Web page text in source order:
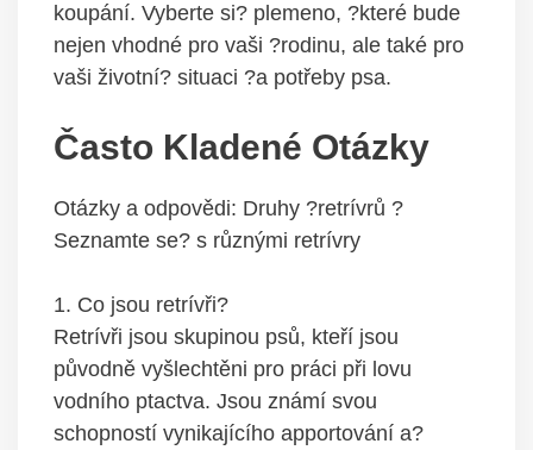
koupání. Vyberte si? plemeno, ?které bude
nejen vhodné pro vaši ?rodinu, ale také pro
vaši životní? situaci ?a potřeby psa.
Často Kladené Otázky
Otázky a odpovědi: Druhy ?retrívrů ?
Seznamte se? s různými retrívry
1. Co jsou retrívři?
Retrívři jsou skupinou psů, kteří jsou
původně vyšlechtěni pro práci při lovu
vodního ptactva. Jsou známí svou
schopností vynikajícího apportování a?